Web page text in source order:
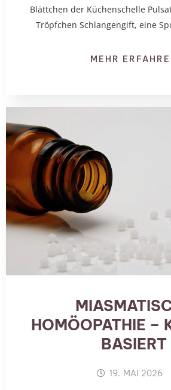
Blättchen der Küchenschelle
Tröpfchen Schlangengift, eine
MEHR
HOMÖOPATHIE –
BASIERT
19. MAI 2026